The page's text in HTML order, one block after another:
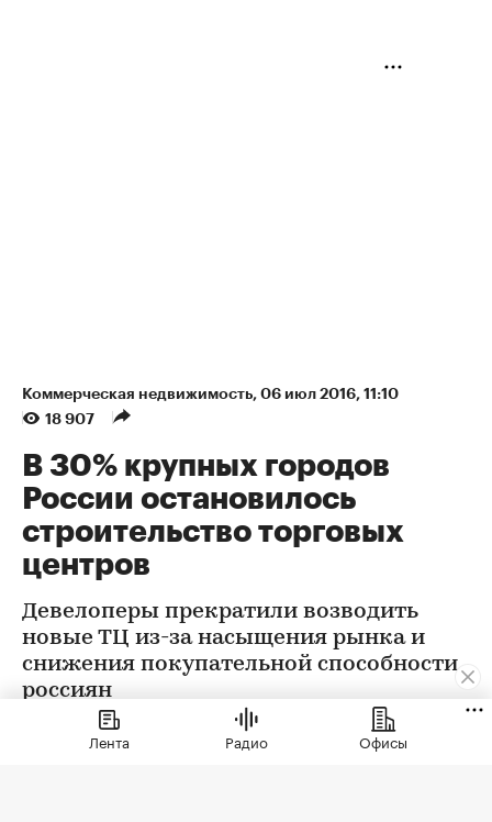
Коммерческая недвижимость 06 июл 2016, 11:10
18 907
В 30% крупных городов
России остановилось
строительство торговых
центров
Девелоперы прекратили возводить
новые ТЦ из-за насыщения рынка и
снижения покупательной способности
россиян
Лента Радио Офисы